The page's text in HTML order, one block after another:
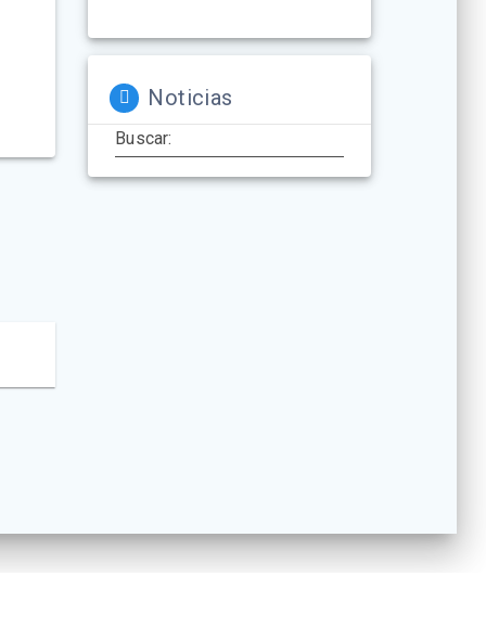
Noticias
Buscar: